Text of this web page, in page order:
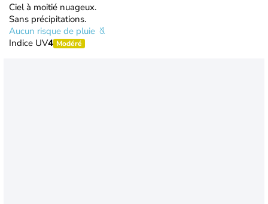
Ciel à moitié nuageux.
Sans précipitations.
Aucun risque de pluie
Indice UV4 Modéré